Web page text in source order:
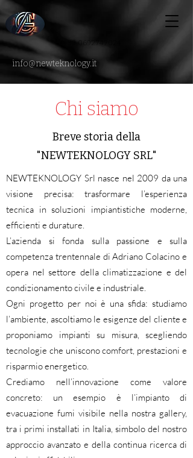
+39 0692747024
info@newteknology.it
Chi siamo
Breve storia della
"NEWTEKNOLOGY SRL"
NEWTEKNOLOGY Srl nasce nel 2009 da una
visione precisa: trasformare l’esperienza
tecnica in soluzioni impiantistiche moderne,
efficienti e durature.
L’azienda si fonda sulla passione e sulla
competenza trentennale di Adriano Colacino e
opera nel settore della climatizzazione e del
condizionamento civile e industriale.
Ogni progetto per noi è una sfida: studiamo
l’ambiente, ascoltiamo le esigenze del cliente e
proponiamo impianti su misura, scegliendo
tecnologie che uniscono comfort, prestazioni e
risparmio energetico.
Crediamo nell’innovazione come valore
concreto: un esempio è l’impianto di
evacuazione fumi visibile nella nostra gallery,
tra i primi installati in Italia, simbolo del nostro
approccio avanzato e della continua ricerca di